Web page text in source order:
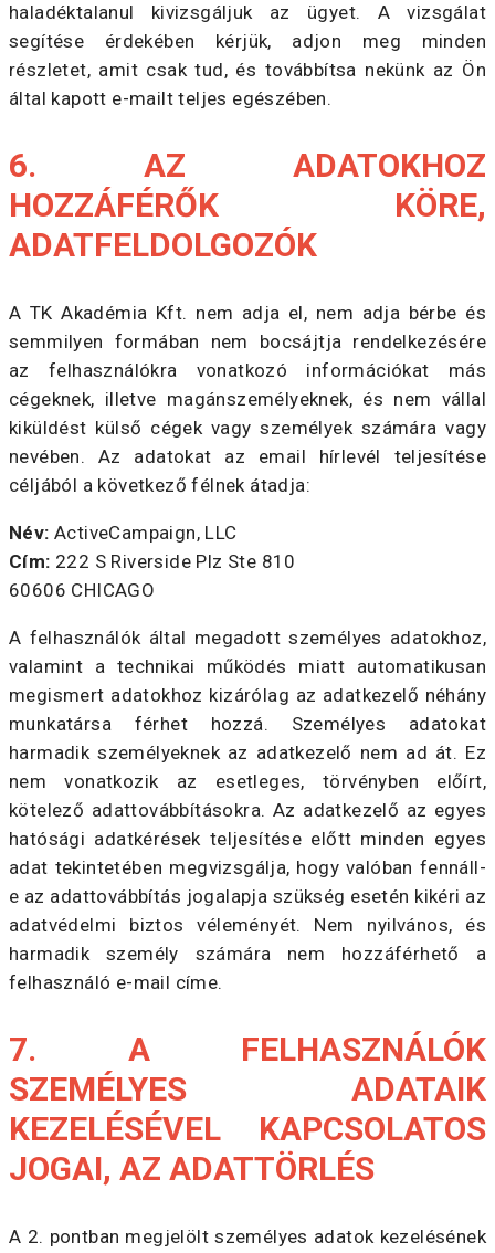
haladéktalanul kivizsgáljuk az ügyet. A vizsgálat
segítése érdekében kérjük, adjon meg minden
részletet, amit csak tud, és továbbítsa nekünk az Ön
által kapott e-mailt teljes egészében.
6. AZ ADATOKHOZ
HOZZÁFÉRŐK KÖRE,
ADATFELDOLGOZÓK
A TK Akadémia Kft. nem adja el, nem adja bérbe és
semmilyen formában nem bocsájtja rendelkezésére
az felhasználókra vonatkozó információkat más
cégeknek, illetve magánszemélyeknek, és nem vállal
kiküldést külső cégek vagy személyek számára vagy
nevében. Az adatokat az email hírlevél teljesítése
céljából a következő félnek átadja:
Név: ActiveCampaign, LLC
Cím: 222 S Riverside Plz Ste 810
60606 CHICAGO
A felhasználók által megadott személyes adatokhoz,
valamint a technikai működés miatt automatikusan
megismert adatokhoz kizárólag az adatkezelő néhány
munkatársa férhet hozzá. Személyes adatokat
harmadik személyeknek az adatkezelő nem ad át. Ez
nem vonatkozik az esetleges, törvényben előírt,
kötelező adattovábbításokra. Az adatkezelő az egyes
hatósági adatkérések teljesítése előtt minden egyes
adat tekintetében megvizsgálja, hogy valóban fennáll-
e az adattovábbítás jogalapja szükség esetén kikéri az
adatvédelmi biztos véleményét. Nem nyilvános, és
harmadik személy számára nem hozzáférhető a
felhasználó e-mail címe.
7. A FELHASZNÁLÓK
SZEMÉLYES ADATAIK
KEZELÉSÉVEL KAPCSOLATOS
JOGAI, AZ ADATTÖRLÉS
A 2. pontban megjelölt személyes adatok kezelésének